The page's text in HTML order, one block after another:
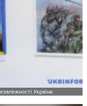
України